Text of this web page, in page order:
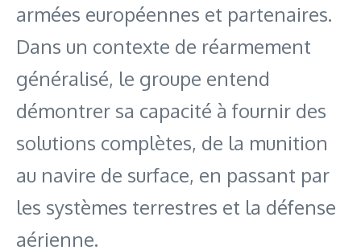
armées européennes et partenaires.
Dans un contexte de réarmement
généralisé, le groupe entend
démontrer sa capacité à fournir des
solutions complètes, de la munition
au navire de surface, en passant par
les systèmes terrestres et la défense
aérienne.